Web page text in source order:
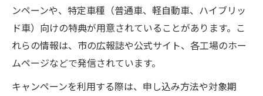
ンペーンや、特定車種（普通車、軽自動車、ハイブリッ
ド車）向けの特典が用意されていることがあります。こ
れらの情報は、市の広報誌や公式サイト、各工場のホー
ムページなどで発信されています。
キャンペーンを利用する際は、申し込み方法や対象期